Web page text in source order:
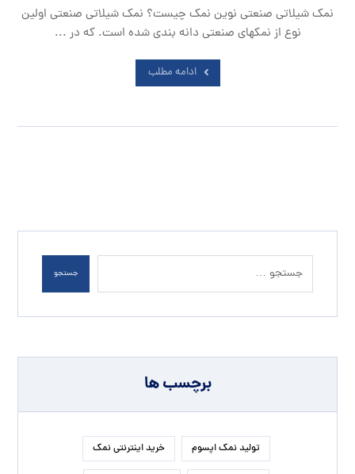
نمک شیلاتی صنعتی نوین نمک چیست؟ نمک شیلاتی صنعتی اولین
نوع از نمکهای صنعتی دانه بندی شده است. که در ...
ادامه مطلب
جستجو
برچسب ها
تولید نمک اپسوم خرید اینترنتی نمک